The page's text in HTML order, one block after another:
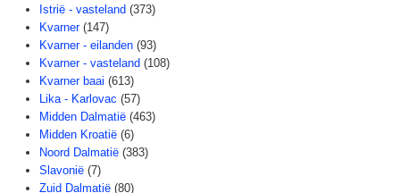
Istrië - vasteland (373)
Kvarner (147)
Kvarner - eilanden (93)
Kvarner - vasteland (108)
Kvarner baai (613)
Lika - Karlovac (57)
Midden Dalmatië (463)
Midden Kroatië (6)
Noord Dalmatië (383)
Slavonië (7)
Zuid Dalmatië (80)